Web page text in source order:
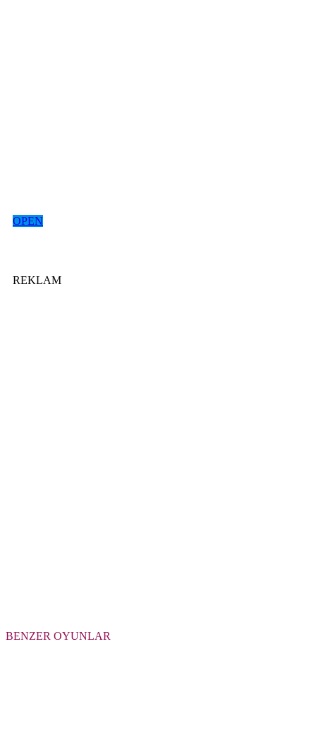
OPEN
REKLAM
BENZER OYUNLAR